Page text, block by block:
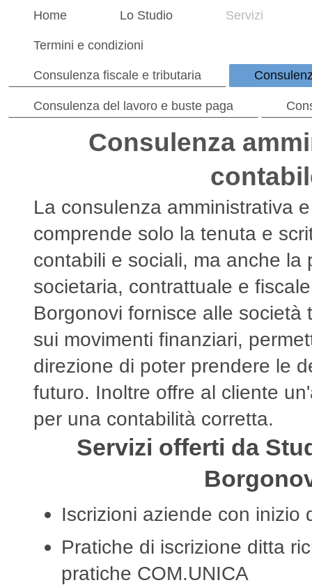
Home Lo Studio Servizi
Termini e condizioni
Consulenza fiscale e tributaria
Consulenza del lavoro e buste paga
Consulenza
La consulenza amministrativa
comprende solo la tenuta e
contabili e sociali , ma anche la
societaria, contrattuale e
Borgonovi fornisce alle società
sui movimenti finanziari,
direzione di poter prendere le
futuro. Inoltre offre al cliente
per una contabilità corretta.
Servizi offerti da
Iscrizioni aziende con inizio
Pratiche di iscrizione ditta
pratiche COM.UNICA